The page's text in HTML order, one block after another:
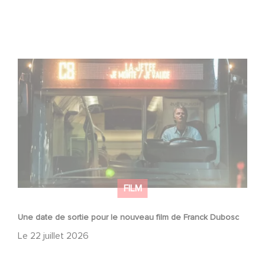
FILM
Une date de sortie pour le nouveau film de Franck Dubosc
Le 22 juillet 2026
Une date de sortie pour le nouveau film de Franck
Dubosc